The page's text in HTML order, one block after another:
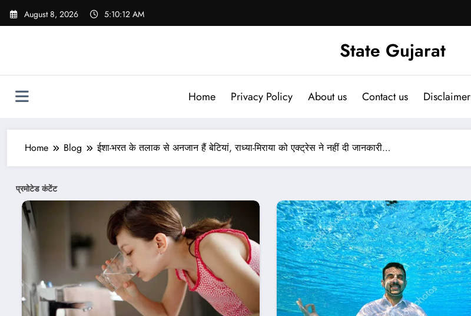
Skip
August 8, 2026 5:10:14 AM
State Gujarat
Home Privacy Policy About us Contact us Disclaimer
Home Blog ईशा-भरत के तलाक से अनजान हैं बेटियां, राध्या-मिराया को एक्ट्रेस ने नहीं दी जानकारी…